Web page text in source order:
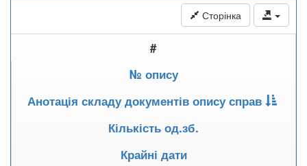
Сторінка
#
№ опису
Анотація складу документів опису справ
Кількість од.зб.
Крайні дати